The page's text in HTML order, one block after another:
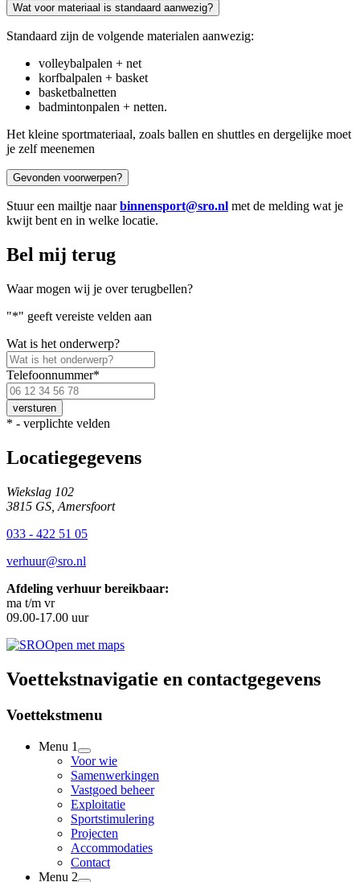
Wat voor materiaal is standaard aanwezig?
Standaard zijn de volgende materialen aanwezig:
volleybalpalen + net
korfbalpalen + basket
basketbalnetten
badmintonpalen + netten.
Het kleine sportmateriaal, zoals ballen en shuttles en dergelijke moet
je zelf meenemen
Gevonden voorwerpen?
Stuur een mailtje naarbinnensport@sro.nl met de melding wat je
kwijt bent en in welke locatie.
Bel mij terug
Waar mogen wij je over terugbellen?
"*" geeft vereiste velden aan
Wat is het onderwerp?
Telefoonnummer*
een
* - verplichte velden
Locatiegegevens
Wiekslag 102
3815 GS, Amersfoort
033 - 422 51 05
verhuur@sro.nl
Afdeling verhuur bereikbaar:
ma t/m vr
09.00-17.00 uur
Open met maps
Voettekstnavigatie en contactgegevens
Voettekstmenu
Menu 1
Voor wie
Samenwerkingen
Vastgoed beheer
Exploitatie
Sportstimulering
Projecten
Accommodaties
Contact
Menu 2